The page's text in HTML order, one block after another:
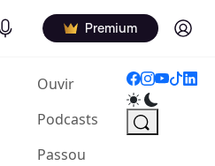
Podcasts Premium Log in
Ouvir(current)
Podcasts
Passou